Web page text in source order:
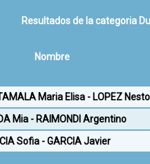
Resultados de la categoria
Nombre
Maria Elisa - LOPEZ
Mia - RAIMONDI Argentino
Sofia - GARCIA Javier